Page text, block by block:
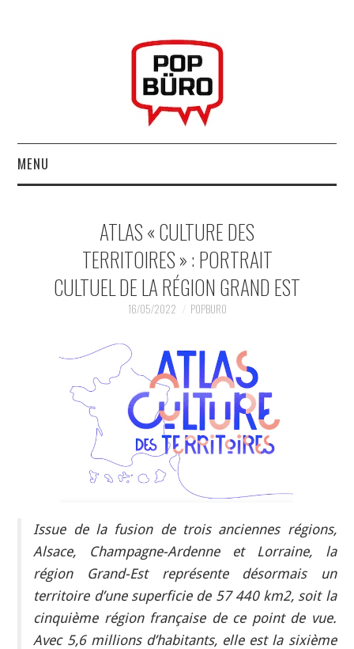
MENU
MUSIQUESACTUELLES.NET
GABBA GABBA HEY !
INDÉPENDANTS
ATLAS « CULTURE DES
TERRITOIRES » : PORTRAIT
CULTUEL DE LA RÉGION GRAND EST
16/05/2022 POPBURO
Issue de la fusion de trois anciennes régions,
Alsace, Champagne-Ardenne et Lorraine, la
région Grand-Est représente désormais un
territoire d’une superficie de 57 440 km2, soit la
cinquième région française de ce point de vue.
Avec 5,6 millions d’habitants, elle est la sixième